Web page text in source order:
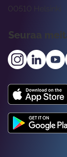
00510 Helsinki
Seuraa